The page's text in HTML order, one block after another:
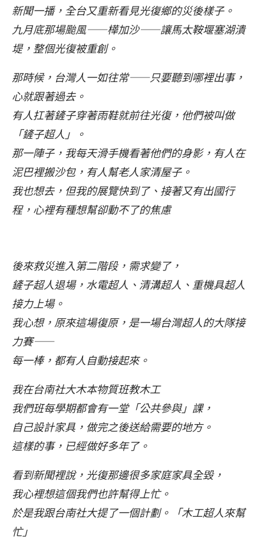
新聞一播，全台又重新看見光復鄉的災後樣子。
九月底那場颱風——樺加沙——讓馬太鞍堰塞湖潰
堤，整個光復被重創。
那時候，台灣人一如往常——只要聽到哪裡出事，
心就跟著過去。
有人扛著鏟子穿著雨鞋就前往光復，他們被叫做
「鏟子超人」。
那一陣子，我每天滑手機看著他們的身影，有人在
泥巴裡搬沙包，有人幫老人家清屋子。
我也想去，但我的展覽快到了、接著又有出國行
程，心裡有種想幫卻動不了的焦慮
後來救災進入第二階段，需求變了，
鏟子超人退場，水電超人、清溝超人、重機具超人
接力上場。
我心想，原來這場復原，是一場台灣超人的大隊接
力賽——
每一棒，都有人自動接起來。
我在台南社大木本物質班教木工
我們班每學期都會有一堂「公共參與」課，
自己設計家具，做完之後送給需要的地方。
這樣的事，已經做好多年了。
看到新聞裡說，光復那邊很多家庭家具全毀，
我心裡想這個我們也許幫得上忙。
於是我跟台南社大提了一個計劃。「木工超人來幫
忙」